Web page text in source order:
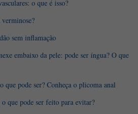
o que é isso?
verminose?
sem inflamação
embaixo da pele: pode ser íngua? O que
que pode ser? Conheça o plicoma anal
que pode ser feito para evitar?